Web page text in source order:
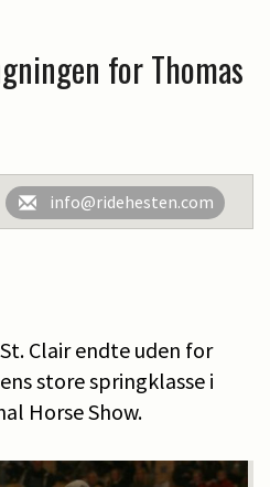
for Thomas
info@ridehesten.com
Clair endte uden for
store springklasse i
Horse Show.